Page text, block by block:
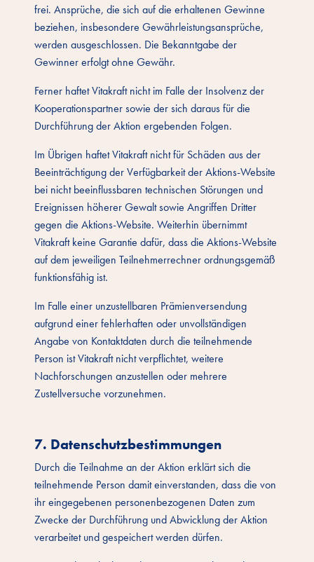
frei. Ansprüche, die sich auf die erhaltenen Gewinne
beziehen, insbesondere Gewährleistungsansprüche,
werden ausgeschlossen. Die Bekanntgabe der
Gewinner erfolgt ohne Gewähr.
Ferner haftet Vitakraft nicht im Falle der Insolvenz der
Kooperationspartner sowie der sich daraus für die
Durchführung der Aktion ergebenden Folgen.
Im Übrigen haftet Vitakraft nicht für Schäden aus der
Beeinträchtigung der Verfügbarkeit der Aktions-Website
bei nicht beeinflussbaren technischen Störungen und
Ereignissen höherer Gewalt sowie Angriffen Dritter
gegen die Aktions-Website. Weiterhin übernimmt
Vitakraft keine Garantie dafür, dass die Aktions-Website
auf dem jeweiligen Teilnehmerrechner ordnungsgemäß
funktionsfähig ist.
Im Falle einer unzustellbaren Prämienversendung
aufgrund einer fehlerhaften oder unvollständigen
Angabe von Kontaktdaten durch die teilnehmende
Person ist Vitakraft nicht verpflichtet, weitere
Nachforschungen anzustellen oder mehrere
Zustellversuche vorzunehmen.
7. Datenschutzbestimmungen
Durch die Teilnahme an der Aktion erklärt sich die
teilnehmende Person damit einverstanden, dass die von
ihr eingegebenen personenbezogenen Daten zum
Zwecke der Durchführung und Abwicklung der Aktion
verarbeitet und gespeichert werden dürfen.